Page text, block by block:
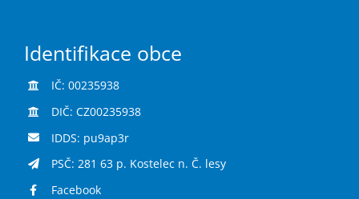
Identifikace obce
IČ: 00235938
DIČ: CZ00235938
IDDS: pu9ap3r
PSČ: 281 63 p. Kostelec n. Č. lesy
Facebook